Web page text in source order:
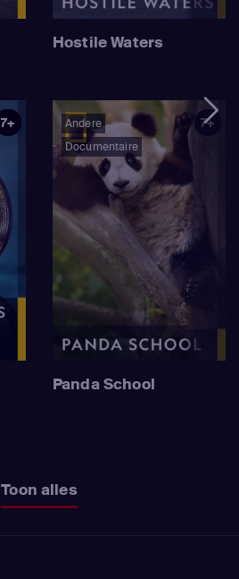
Hostile Waters
7+
Andere
Documentaire
7+
Panda School
Toon alles